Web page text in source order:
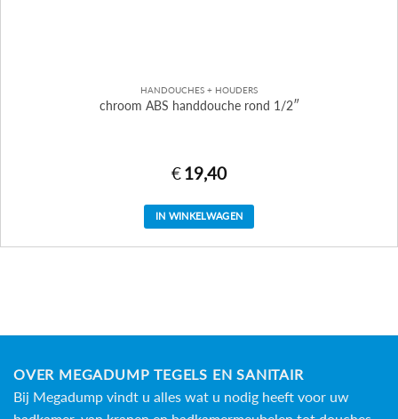
HANDOUCHES + HOUDERS
chroom ABS handdouche rond 1/2″
€19,40
IN WINKELWAGEN
OVER MEGADUMP TEGELS EN SANITAIR
Bij Megadump vindt u alles wat u nodig heeft voor uw